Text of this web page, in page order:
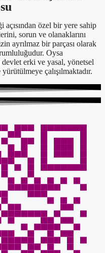
açısından özel bir yere sahip
sorun ve olanaklarını
ayrılmaz bir parçası olarak
Oysa
erki ve yasal, yönetsel
çalışılmaktadır.